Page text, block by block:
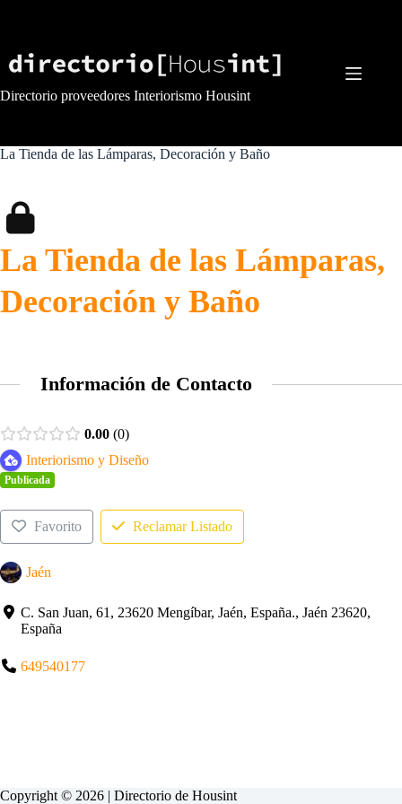
Directorio proveedores Interiorismo Housint
La Tienda de las Lámparas, Decoración y Baño
La Tienda de las Lámparas,
Decoración y Baño
Información de Contacto
0.00 0
Interiorismo y Diseño
Publicada
Favorito Reclamar Listado
Jaén
C. San Juan, 61, 23620 Mengíbar, Jaén, España., Jaén 23620,
España
649540177
Copyright © 2026 | Directorio de Housint